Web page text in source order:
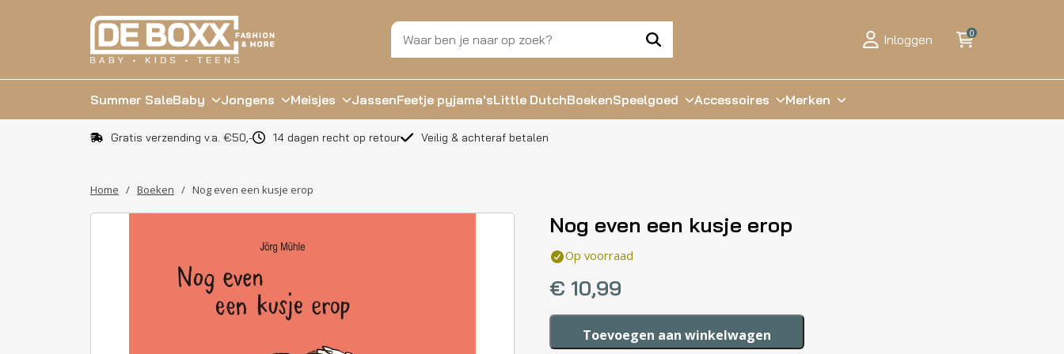
Inloggen 0
Summer SaleBaby Jongens Meisjes JassenFeetje pyjama'sLittle DutchBoekenSpeelgoed Accessoires Merken
Gratis verzending v.a. €50,- 14 dagen recht op retour Veilig & achteraf betalen
Home / Boeken / Nog even een kusje erop
Nog even een kusje erop
Op voorraad
€ 10,99
Nog
even
Toevoegen aan winkelwagen